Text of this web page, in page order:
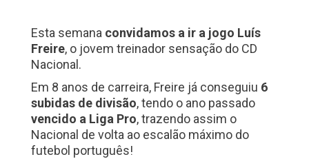
Esta semana convidamos a ir a jogo Luís
Freire, o jovem treinador sensação do CD
Nacional.
Em 8 anos de carreira, Freire já conseguiu 6
subidas de divisão, tendo o ano passado
vencido a Liga Pro, trazendo assim o
Nacional de volta ao escalão máximo do
futebol português!